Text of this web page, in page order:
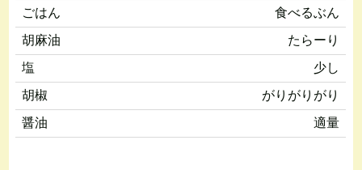
ごはん
食べるぶん
胡麻油
たらーり
塩
少し
胡椒
がりがりがり
醤油
適量